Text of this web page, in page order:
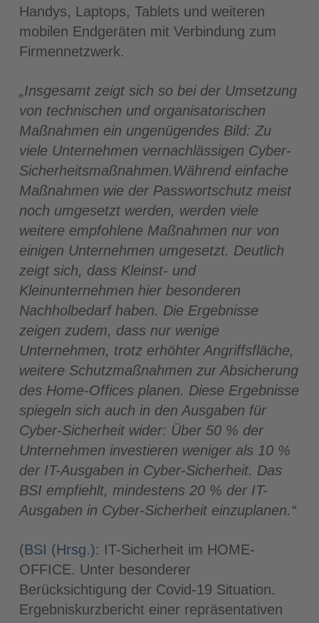
Handys, Laptops, Tablets und weiteren
mobilen Endgeräten mit Verbindung zum
Firmennetzwerk.
„Insgesamt zeigt sich so bei der Umsetzung
von technischen und organisatorischen
Maßnahmen ein ungenügendes Bild: Zu
viele Unternehmen vernachlässigen Cyber-
Sicherheitsmaßnahmen. Während einfache
Maßnahmen wie der Passwortschutz meist
noch umgesetzt werden, werden viele
weitere empfohlene Maßnahmen nur von
einigen Unternehmen umgesetzt. Deutlich
zeigt sich, dass Kleinst- und
Kleinunternehmen hier besonderen
Nachholbedarf haben. Die Ergebnisse
zeigen zudem, dass nur wenige
Unternehmen, trotz erhöhter Angriffsfläche,
weitere Schutzmaßnahmen zur Absicherung
des Home-Offices planen. Diese Ergebnisse
spiegeln sich auch in den Ausgaben für
Cyber-Sicherheit wider: Über 50 % der
Unternehmen investieren weniger als 10 %
der IT-Ausgaben in Cyber-Sicherheit. Das
BSI empfiehlt, mindestens 20 % der IT-
Ausgaben in Cyber-Sicherheit einzuplanen.“
(BSI (Hrsg.): IT-Sicherheit im HOME-
OFFICE. Unter besonderer
Berücksichtigung der Covid-19 Situation.
Ergebniskurzbericht einer repräsentativen